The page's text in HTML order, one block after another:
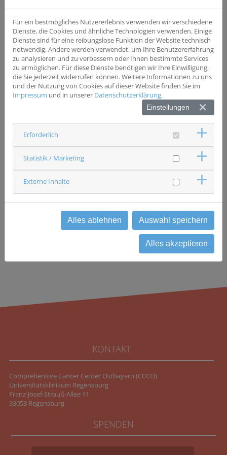
Pat. vor transanaler Vollwandexzision Pat., bei denen die
Befragung vor der Therapie nicht möglich ist, z.B.
aufgrund einer Notfalloperation Wenn Pat. , die extern
neoadjuvant vorbehandelt wurden und sich zum ersten
Mal vor Operation nach Durchführung bei uns im
Zentrum vorstellen Bei Pat. mit nur Anuspraeter-Anlage
ohne Resektion
Status
Caritas-Krankenhaus St. Josef Regensburg
Chirurgie - St. Josef
Studienzentrale
0941 7823811
zurück
KONTAKT
Comprehensive Cancer Center Ostbayern (CCCO)
Universitätsklinikum Regensburg
Franz-Josef-Strauß-Allee 11
93053 Regensburg
SPENDEN
Für ein bestmögliches Nutzererlebnis verwenden wir verschiedene
Dienste, die Cookies und ähnliche Technologien verwenden. Einige
Dienste sind für eine reibungslose Funktion der Website technisch
notwendig. Andere werden verwendet, um Ihre Benutzererfahrung
zu analysieren und zu verbessern oder Ihnen bestimmte Services
zu ermöglichen. Für diese Dienste benötigen wir Ihre Einwilligung,
die Sie jederzeit widerrufen können. Weitere Informationen zu uns
und der Nutzung von Cookies auf dieser Website finden Sie im
Impressum und in unserer Datenschutzerklärung.
Einstellungen
Erforderlich
Statistik / Marketing
Externe Inhalte
Alles ablehnen Auswahl speichern
Alles akzeptieren